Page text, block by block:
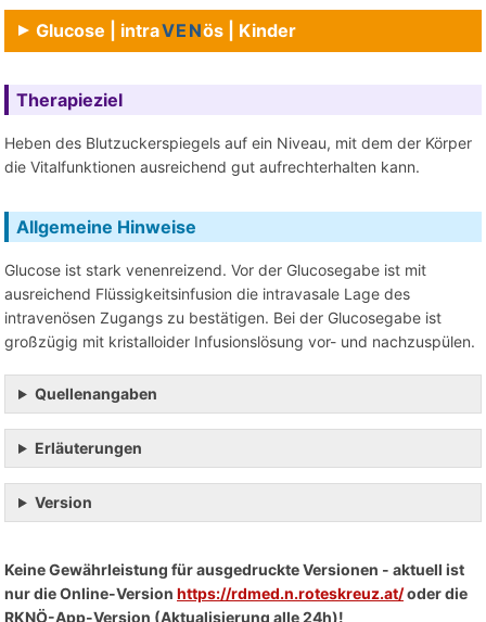
Glucose | intraVENös | Kinder
Therapieziel
Heben des Blutzuckerspiegels auf ein Niveau, mit dem der Körper
die Vitalfunktionen ausreichend gut aufrechterhalten kann.
Allgemeine Hinweise
Glucose ist stark venenreizend. Vor der Glucosegabe ist mit
ausreichend Flüssigkeitsinfusion die intravasale Lage des
intravenösen Zugangs zu bestätigen. Bei der Glucosegabe ist
großzügig mit kristalloider Infusionslösung vor- und nachzuspülen.
Quellenangaben
Erläuterungen
Version
Keine Gewährleistung für ausgedruckte Versionen - aktuell ist
nur die Online-Version https://rdmed.n.roteskreuz.at/oder die
RKNÖ-App-Version (Aktualisierung alle 24h)!